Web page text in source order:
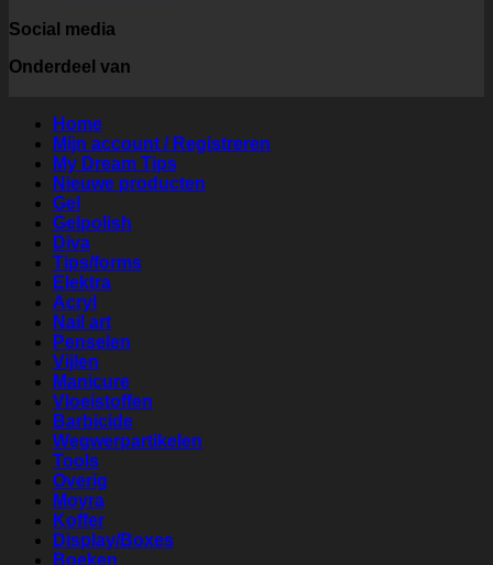
Social media
Onderdeel van
Home
Mijn account / Registreren
My Dream Tips
Nieuwe producten
Gel
Gelpolish
Diva
Tips/forms
Elektra
Acryl
Nail art
Penselen
Vijlen
Manicure
Vloeistoffen
Barbicide
Wegwerpartikelen
Tools
Overig
Moyra
Koffer
Display/Boxes
Boeken